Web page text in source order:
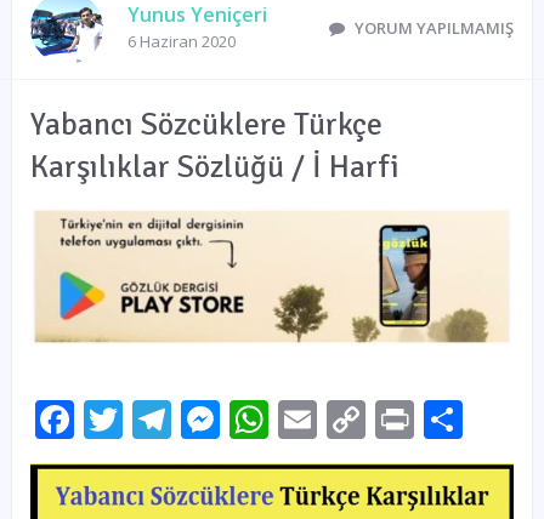
Yunus Yeniçeri
6 Haziran 2020
YORUM YAPILMAMIŞ
Yabancı Sözcüklere Türkçe
Karşılıklar Sözlüğü / İ Harfi
Facebook
Twitter
Telegram
Messenger
WhatsApp
Email
Copy
Link
Print